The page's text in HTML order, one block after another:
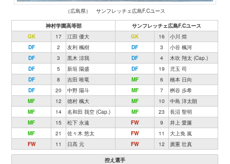
（広島県） サンフレッチェ広島F.Cユース
神村学園高等部
サンフレッチェ広島F.Cユース
GK
17 江田 優大 GK 16
小川 煌
DF
2 友利 楓樹 DF 3
小谷 楓河
DF
3 黒木 涼我 DF 4
木吹 翔太 (Cap.)
DF
5 新垣 陽盛 DF 19
児玉 司
DF
8 吉田 唯竜 MF 6
橋本 日向
DF
20 中野 陽斗 MF 7
桝谷 歩希
MF
12 徳村 楓大 MF 10
中島 洋太朗
MF
14 名和田 我空 (Cap.) MF 23
長沼 聖明
MF
15 松下 永遠 FW 9
井上 愛簾
MF
21 佐々木 悠太 FW 11
大上免 嵐
FW
11 日髙 元 FW 12 廣重 壮真
控え選手